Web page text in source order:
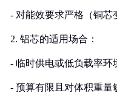
- 对能效要求严格（铜芯
2. 铝芯的适用场合：
- 临时供电或低负载率环
- 预算有限且对体积重量